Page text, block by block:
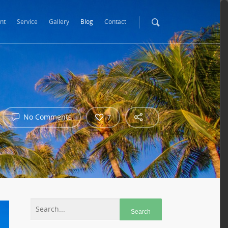
Service Gallery Blog Contact
No Comments 7